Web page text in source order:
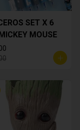
SET X 6
MOUSE